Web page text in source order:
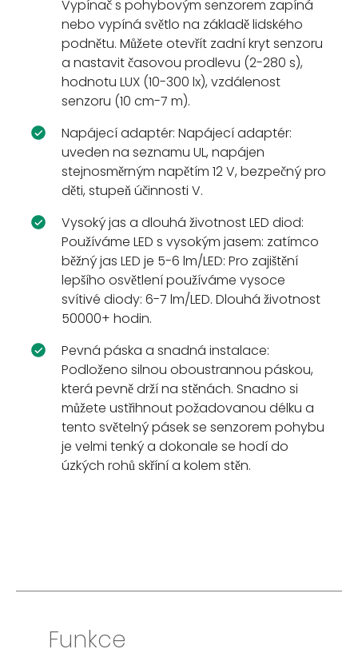
Vypínač s pohybovým senzorem zapíná
nebo vypíná světlo na základě lidského
podnětu. Můžete otevřít zadní kryt senzoru
a nastavit časovou prodlevu (2-280 s),
hodnotu LUX (10-300 lx), vzdálenost
senzoru (10 cm-7 m).
Napájecí adaptér: Napájecí adaptér:
uveden na seznamu UL, napájen
stejnosměrným napětím 12 V, bezpečný pro
děti, stupeň účinnosti V.
Vysoký jas a dlouhá životnost LED diod:
Používáme LED s vysokým jasem: zatímco
běžný jas LED je 5-6 lm/LED: Pro zajištění
lepšího osvětlení používáme vysoce
svítivé diody: 6-7 lm/LED. Dlouhá životnost
50000+ hodin.
Pevná páska a snadná instalace:
Podloženo silnou oboustrannou páskou,
která pevně drží na stěnách. Snadno si
můžete ustřihnout požadovanou délku a
tento světelný pásek se senzorem pohybu
je velmi tenký a dokonale se hodí do
úzkých rohů skříní a kolem stěn.
Funkce